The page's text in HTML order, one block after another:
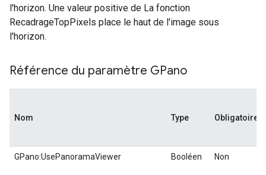
l'horizon. Une valeur positive de La fonction
RecadrageTopPixels place le haut de l'image sous
l'horizon.
Référence du paramètre GPano
Nom Type Obligatoire
GPano:UsePanoramaViewer Booléen Non